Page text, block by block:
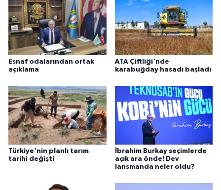
Esnaf odalarından ortak
açıklama
ATA Çiftliği'nde
karabuğday hasadı başladı
Türkiye'nin planlı tarım
tarihi değişti
İbrahim Burkay seçimlerde
açık ara önde! Dev
lansmanda neler oldu?